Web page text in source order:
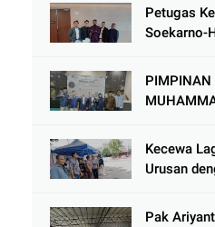
Petugas
Soekarno-
PIMPINAN
Kecewa Lagi : Belum
Urusan
di Duga Berulah lagi dengan
Pak